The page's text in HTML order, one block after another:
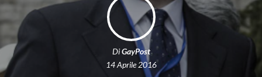
DiGayPost
14 Aprile 2016